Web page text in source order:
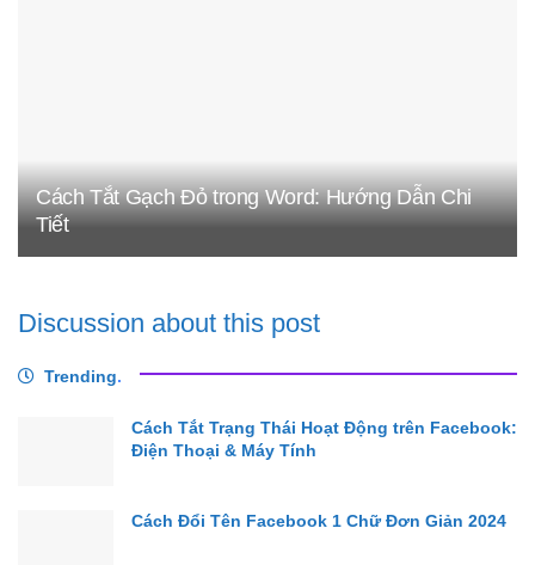
Cách Tắt Gạch Đỏ trong Word: Hướng Dẫn Chi
Tiết
Discussion about this post
Trending.
Cách Tắt Trạng Thái Hoạt Động trên Facebook:
Điện Thoại & Máy Tính
Cách Đổi Tên Facebook 1 Chữ Đơn Giản 2024